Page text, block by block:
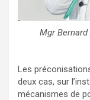
Mgr
Les
deux cas, sur
mécanismes de